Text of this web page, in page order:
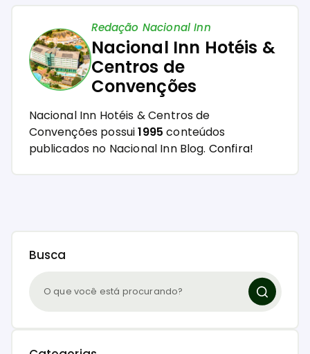
Redação Nacional Inn
Nacional Inn Hotéis &
Centros de
Convenções
Nacional Inn Hotéis & Centros de
Convenções possui1995 conteúdos
publicados no Nacional Inn Blog. Confira!
Busca